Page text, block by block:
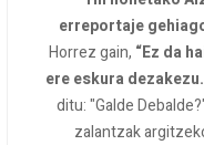
erreportaje
Horrez gain, “Ez da
ere eskura dezakezu.
ditu: "Galde
zalantzak